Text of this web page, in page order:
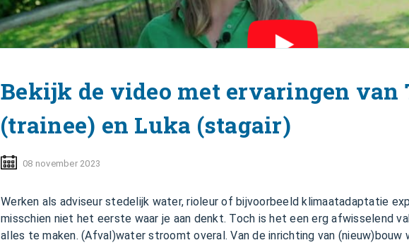
Bekijk de video met ervaringen van
(trainee) en Luka (stagair)
08 november 2023
Werken als adviseur stedelijk water, rioleur of bijvoorbeeld klimaatadaptatie
misschien niet het eerste waar je aan denkt. Toch is het een erg afwisselend
alles te maken. (Afval)water stroomt overal. Van de inrichting van (nieuw)bouw